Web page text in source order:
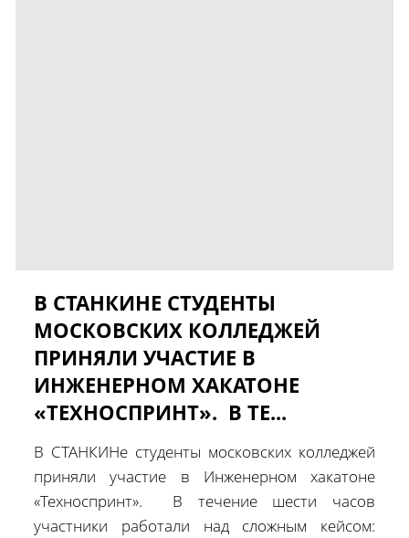
В СТАНКИНЕ СТУДЕНТЫ
МОСКОВСКИХ КОЛЛЕДЖЕЙ
ПРИНЯЛИ УЧАСТИЕ В
ИНЖЕНЕРНОМ ХАКАТОНЕ
«ТЕХНОСПРИНТ». В ТЕ...
В СТАНКИНе студенты московских колледжей
приняли участие в Инженерном хакатоне
«Техноспринт». В течение шести часов
участники работали над сложным кейсом: